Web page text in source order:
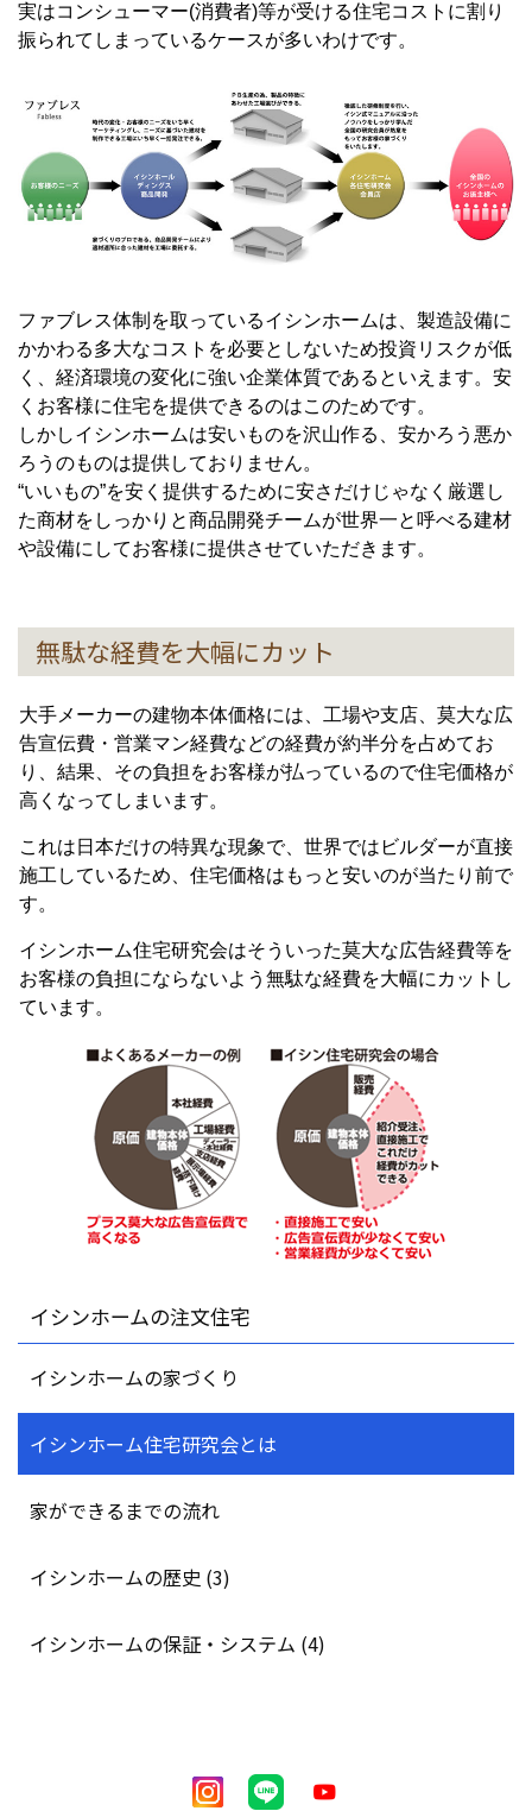
実はコンシューマー(消費者)等が受ける住宅コストに割り
振られてしまっているケースが多いわけです。
ファブレス体制を取っているイシンホームは、製造設備に
かかわる多大なコストを必要としないため投資リスクが低
く、経済環境の変化に強い企業体質であるといえます。安
くお客様に住宅を提供できるのはこのためです。
しかしイシンホームは安いものを沢山作る、安かろう悪か
ろうのものは提供しておりません。
“いいもの”を安く提供するために安さだけじゃなく厳選し
た商材をしっかりと商品開発チームが世界一と呼べる建材
や設備にしてお客様に提供させていただきます。
無駄な経費を大幅にカット
大手メーカーの建物本体価格には、工場や支店、莫大な広
告宣伝費・営業マン経費などの経費が約半分を占めてお
り、結果、その負担をお客様が払っているので住宅価格が
高くなってしまいます。
これは日本だけの特異な現象で、世界ではビルダーが直接
施工しているため、住宅価格はもっと安いのが当たり前で
す。
イシンホーム住宅研究会はそういった莫大な広告経費等を
お客様の負担にならないよう無駄な経費を大幅にカットし
ています。
イシンホームの注文住宅
イシンホームの家づくり
イシンホーム住宅研究会とは
家ができるまでの流れ
イシンホームの歴史 (3)
イシンホームの保証・システム (4)